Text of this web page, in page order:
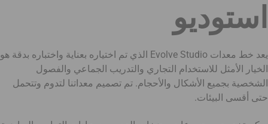
استوديو
يعد خط معدات Evolve Studio الذي تم اختياره بعناية واختباره بدقة هو
الخيار الأمثل للاستخدام التجاري والتدريب الجماعي والفصول
الشخصية بجميع الأشكال والأحجام. تم تصميم معداتنا لتدوم وتتحمل
حتى أقسى البيئات.